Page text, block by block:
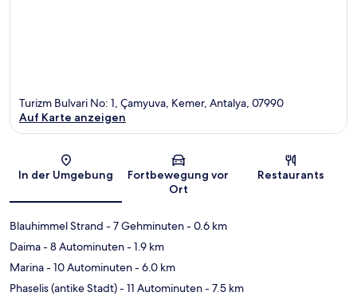
Karte
Turizm Bulvari No: 1, Çamyuva, Kemer, Antalya, 07990
Auf Karte anzeigen
In der Umgebung
Fortbewegung vor
Ort
Restaurants
Blauhimmel Strand - 7 Gehminuten- 0.6 km
Daima- 8 Autominuten- 1.9 km
Marina- 10 Autominuten- 6.0 km
Phaselis (antike Stadt)- 11 Autominuten- 7.5 km